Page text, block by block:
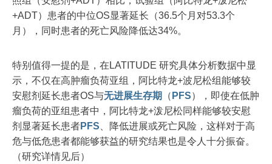
+ADT）患者的中位OS显著延长（36.5个月对53.3个
月），同时患者的死亡风险降低达34%。
特别值得一提的是，在LATITUDE 研究具体分析数据中显
示，不仅在高肿瘤负荷亚组，阿比特龙+波尼松组能够较
安慰剂延长患者OS与无进展生存期 （ PFS），即使在低肿
瘤负荷的亚组患者中，阿比特龙+泼尼松同样能够较安慰
剂显著延长患者PFS 、降低进展或死亡风险，这样对于高
危与低危患者都能够获益的研究结果也是令人十分振奋。
（研究详情见后）